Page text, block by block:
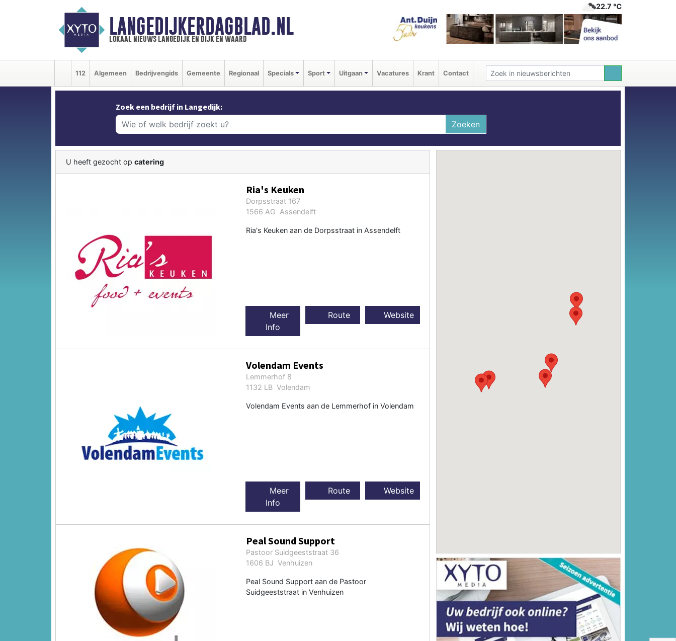
LANGEDIJKERDAGBLAD.NL
lokaal nieuws langedijk en dijk en waard
22.7 ℃
112 Algemeen Bedrijvengids Gemeente Regionaal Specials Sport Uitgaan Vacatures Krant Contact
Zoek een bedrijf in Langedijk:
Zoeken
U heeft gezocht op catering
Ria's Keuken
Dorpsstraat 167
1566 AG Assendelft
Ria's Keuken aan de Dorpsstraat in Assendelft
Meer
Info
Route Website
Volendam Events
Lemmerhof 8
1132 LB Volendam
Volendam Events aan de Lemmerhof in Volendam
Meer
Info
Route Website
Peal Sound Support
Pastoor Suidgeeststraat 36
1606 BJ Venhuizen
Peal Sound Support aan de Pastoor
Suidgeeststraat in Venhuizen